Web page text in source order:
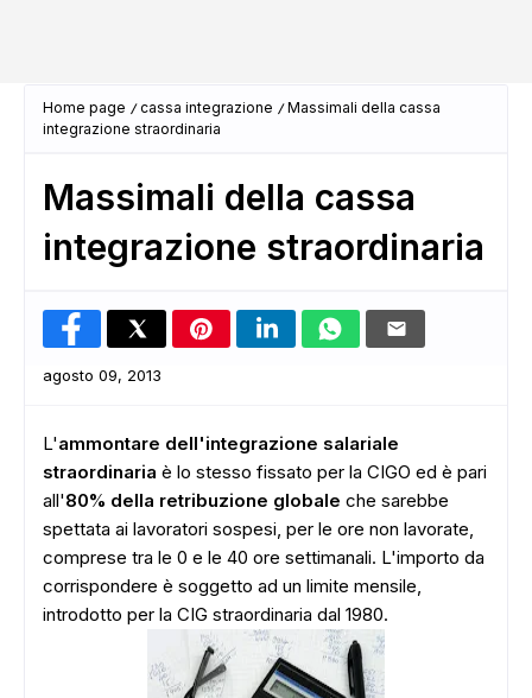
Home page cassa integrazione
Massimali della cassa
integrazione straordinaria
Massimali della cassa
integrazione straordinaria
agosto 09, 2013
L'ammontare dell'integrazione salariale
straordinaria è lo stesso fissato per la CIGO ed è pari
all'80% della retribuzione globale che sarebbe
spettata ai lavoratori sospesi, per le ore non lavorate,
comprese tra le 0 e le 40 ore settimanali. L'importo da
corrispondere è soggetto ad un limite mensile,
introdotto per la CIG straordinaria dal 1980.